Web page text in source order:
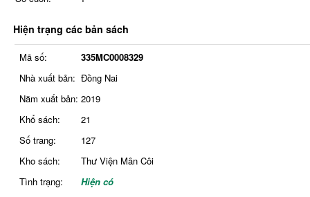
Hiện trạng các bản sách
Mã số:
335MC0008329
Nhà xuất bản: Đồng Nai
Năm xuất bản: 2019
Khổ sách:
21
Số trang:
127
Kho sách:
Thư Viện Mân Côi
Tình trạng:
Hiện có